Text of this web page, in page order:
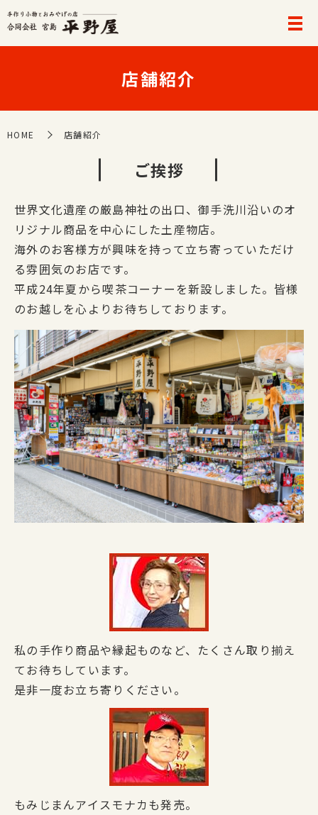
店舗紹介
HOME 店舗紹介
ご挨拶
世界文化遺産の厳島神社の出口、御手洗川沿いのオ
リジナル商品を中心にした土産物店。
海外のお客様方が興味を持って立ち寄っていただけ
る雰囲気のお店です。
平成24年夏から喫茶コーナーを新設しました。皆様
のお越しを心よりお待ちしております。
私の手作り商品や縁起ものなど、たくさん取り揃え
てお待ちしています。
是非一度お立ち寄りください。
もみじまんアイスモナカも発売。